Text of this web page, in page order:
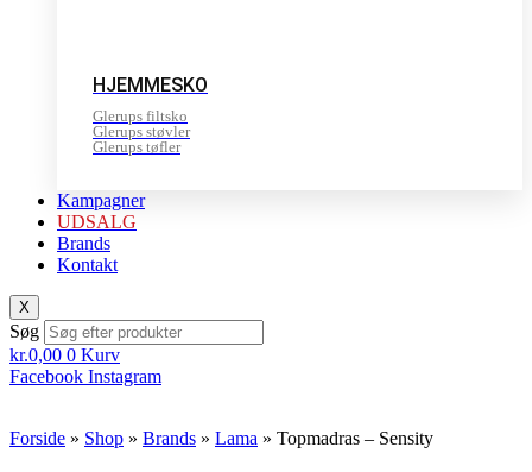
HJEMMESKO
Glerups filtsko
Glerups støvler
Glerups tøfler
Kampagner
UDSALG
Brands
Kontakt
X
Søg
kr.0,00 0 Kurv
Facebook Instagram
Forside » Shop » Brands » Lama » Topmadras – Sensity